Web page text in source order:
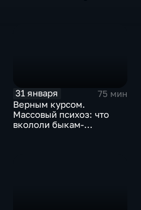
31 января
75 мин
Верным курсом.
Массовый психоз: что
вкололи быкам-